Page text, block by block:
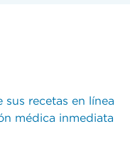
sus recetas en línea
médica inmediata